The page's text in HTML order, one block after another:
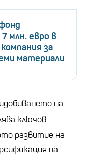
млн. евро в
за
материали
на
ключов
развитие на
на